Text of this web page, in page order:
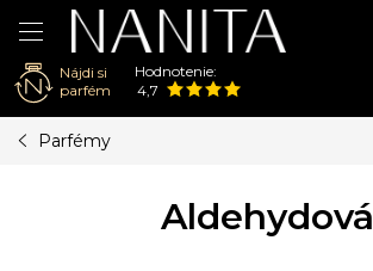
Nájdi si
parfém
Hodnotenie:
4,7
Parfémy
Aldehydová